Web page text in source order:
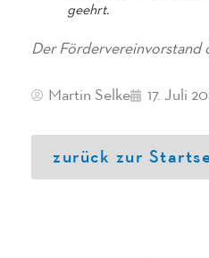
geehrt.
Der Fördervereinvorstand
Martin Selke 17. Juli
zurück zur